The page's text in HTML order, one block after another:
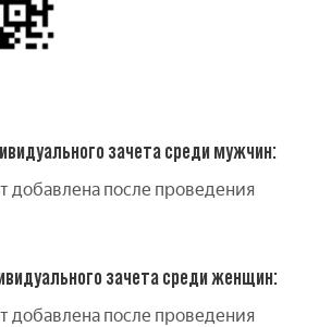
зачета среди мужчин:
добавлена после проведения
зачета среди женщин:
добавлена после проведения